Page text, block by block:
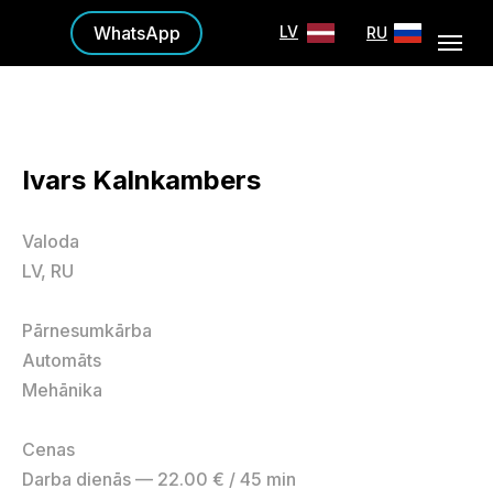
LV RU
WhatsApp
Ivars Kalnkambers
Valoda
LV, RU
Pārnesumkārba
Automāts
Mehānika
Cenas
Darba dienās — 22.00 € / 45 min